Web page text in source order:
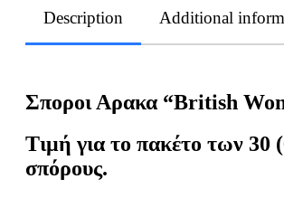
Description Additional
Σποροι Αρακα “British
Τιμή για το πακέτο των 30
σπόρους.